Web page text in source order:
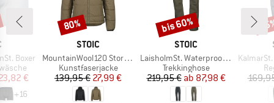
Boxer
Preis
€
+16
MARKE
STOIC
Artikel
MountainWool120 StorboSt. Hoody
Produktgruppe
Kunstfaserjacke
Preis
139,95 €reduzierter Preis
27,99 €
Rabatt
80%
MARKE
STOIC
Artikel
LaisholmSt. Waterproof Tour Pants
Produktgruppe
Trekkinghose
Preis
219,95 € reduzierter Preis
ab 87,98 €
Rabatt
bis 60%
Artikel
KalmarSt. 3L